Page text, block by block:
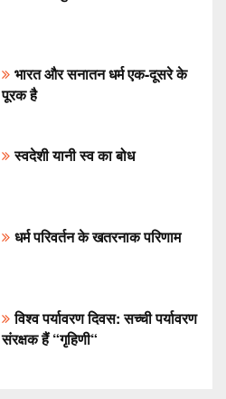
भारत और सनातन धर्म एक-दूसरे के
पूरक है
स्वदेशी यानी स्व का बोध
धर्म परिवर्तन के खतरनाक परिणाम
विश्व पर्यावरण दिवस: सच्ची पर्यावरण
संरक्षक हैं “गृहिणी“